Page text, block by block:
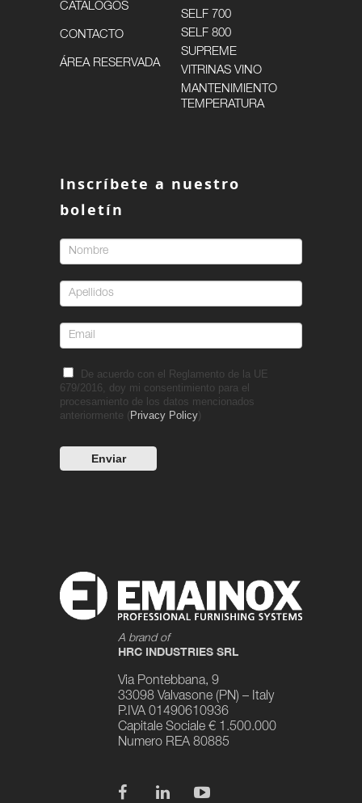
CATÁLOGOS
CONTACTO
ÁREA RESERVADA
SELF 700
SELF 800
SUPREME
VITRINAS VINO
MANTENIMIENTO
TEMPERATURA
Inscríbete a nuestro
boletín
De acuerdo con el Reglamento de la UE
679/2016, doy mi consentimiento para el
procesamiento de los datos mencionados
anteriormente (Privacy Policy)
A brand of
HRC INDUSTRIES SRL
Via Pontebbana, 9
33098 Valvasone (PN) – Italy
P.IVA 01490610936
Capitale Sociale € 1.500.000
Numero REA 80885